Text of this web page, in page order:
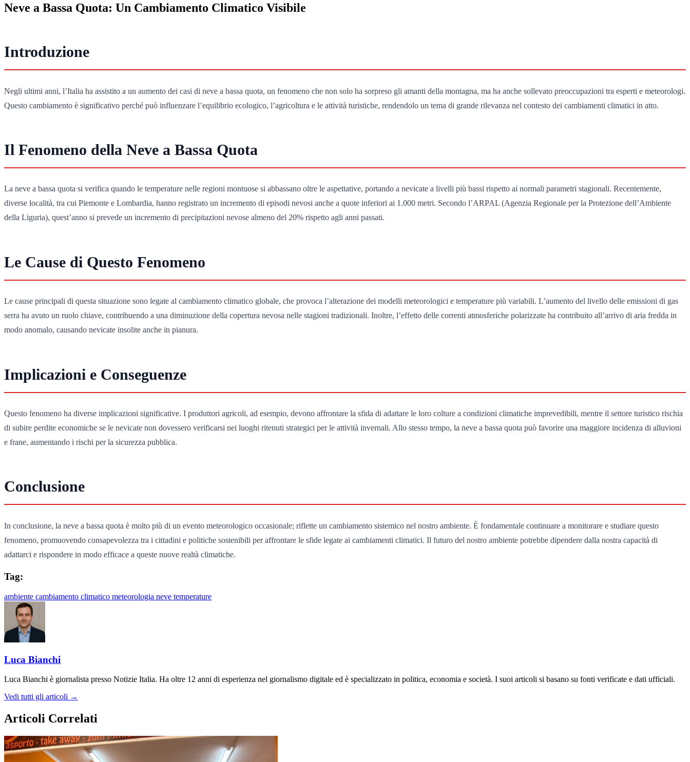
Neve a Bassa Quota: Un Cambiamento Climatico Visibile
Introduzione
Negli ultimi anni, l’Italia ha assistito a un aumento dei casi di neve a bassa quota, un fenomeno che non solo ha sorpreso gli amanti della montagna, ma ha anche sollevato preoccupazioni tra esperti e meteorologi.
Questo cambiamento è significativo perché può influenzare l’equilibrio ecologico, l’agricoltura e le attività turistiche, rendendolo un tema di grande rilevanza nel contesto dei cambiamenti climatici in atto.
Il Fenomeno della Neve a Bassa Quota
La neve a bassa quota si verifica quando le temperature nelle regioni montuose si abbassano oltre le aspettative, portando a nevicate a livelli più bassi rispetto ai normali parametri stagionali. Recentemente,
diverse località, tra cui Piemonte e Lombardia, hanno registrato un incremento di episodi nevosi anche a quote inferiori ai 1.000 metri. Secondo l’ARPAL (Agenzia Regionale per la Protezione dell’Ambiente
della Liguria), quest’anno si prevede un incremento di precipitazioni nevose almeno del 20% rispetto agli anni passati.
Le Cause di Questo Fenomeno
Le cause principali di questa situazione sono legate al cambiamento climatico globale, che provoca l’alterazione dei modelli meteorologici e temperature più variabili. L’aumento del livello delle emissioni di gas
serra ha avuto un ruolo chiave, contribuendo a una diminuzione della copertura nevosa nelle stagioni tradizionali. Inoltre, l’effetto delle correnti atmosferiche polarizzate ha contribuito all’arrivo di aria fredda in
modo anomalo, causando nevicate insolite anche in pianura.
Implicazioni e Conseguenze
Questo fenomeno ha diverse implicazioni significative. I produttori agricoli, ad esempio, devono affrontare la sfida di adattare le loro colture a condizioni climatiche imprevedibili, mentre il settore turistico rischia
di subire perdite economiche se le nevicate non dovessero verificarsi nei luoghi ritenuti strategici per le attività invernali. Allo stesso tempo, la neve a bassa quota può favorire una maggiore incidenza di alluvioni
e frane, aumentando i rischi per la sicurezza pubblica.
Conclusione
In conclusione, la neve a bassa quota è molto più di un evento meteorologico occasionale; riflette un cambiamento sistemico nel nostro ambiente. È fondamentale continuare a monitorare e studiare questo
fenomeno, promuovendo consapevolezza tra i cittadini e politiche sostenibili per affrontare le sfide legate ai cambiamenti climatici. Il futuro del nostro ambiente potrebbe dipendere dalla nostra capacità di
adattarci e rispondere in modo efficace a queste nuove realtà climatiche.
Tag:
ambiente cambiamento climatico meteorologia neve temperature
Luca Bianchi
Luca Bianchi è giornalista presso Notizie Italia. Ha oltre 12 anni di esperienza nel giornalismo digitale ed è specializzato in politica, economia e società. I suoi articoli si basano su fonti verificate e dati ufficiali.
Vedi tutti gli articoli →
Articoli Correlati